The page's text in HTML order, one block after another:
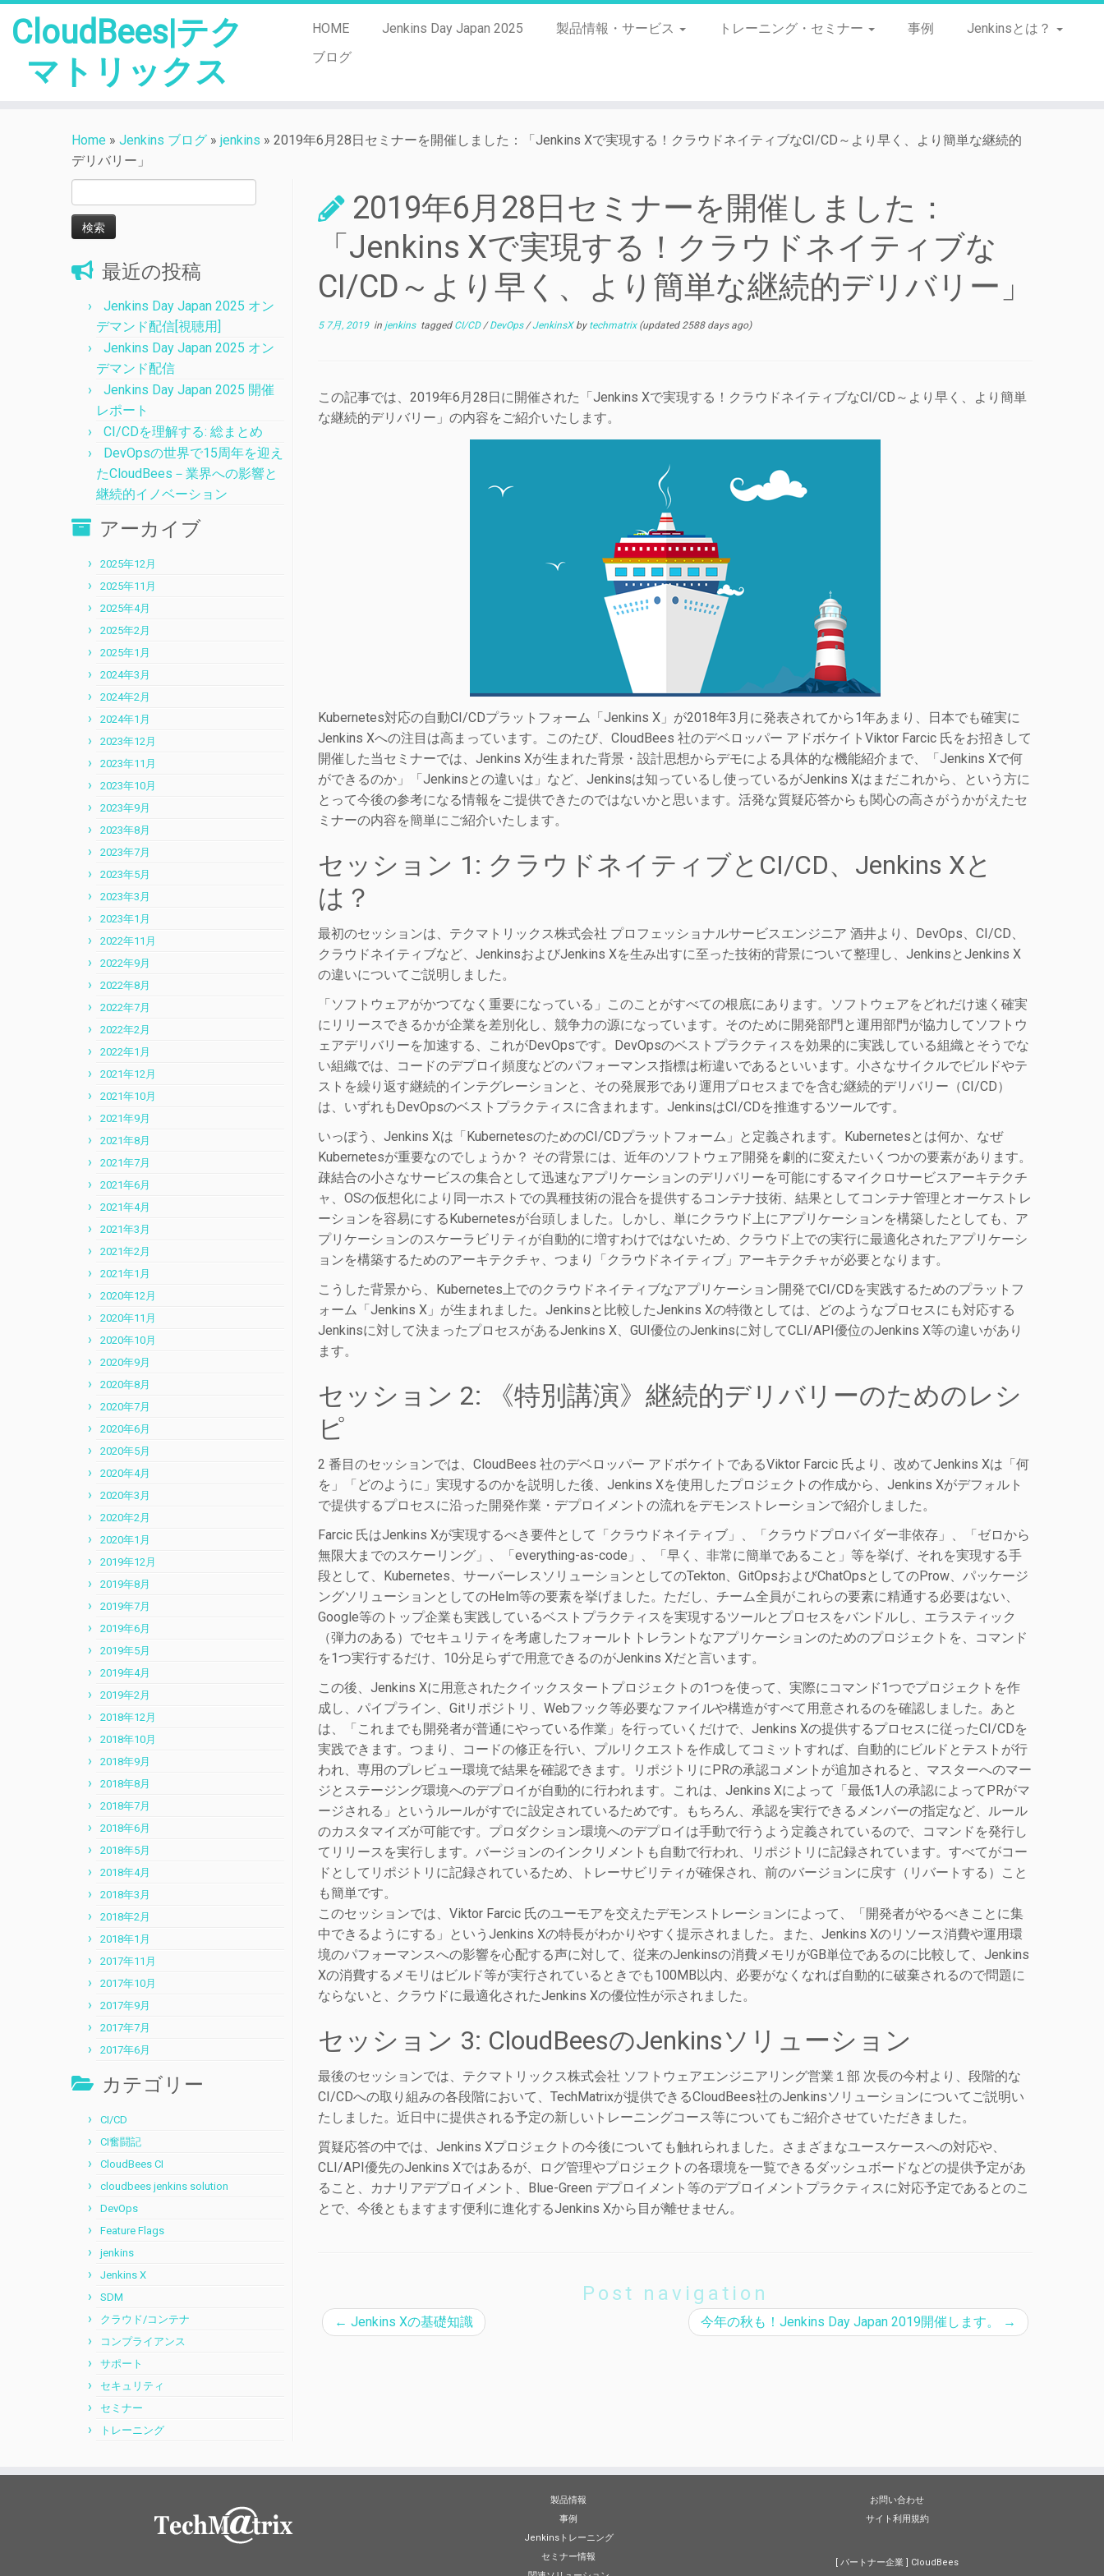
CloudBees|テク
マトリックス
HOME Jenkins Day Japan 2025 製品情報・サービス トレーニング・セミナー 事例
Jenkinsとは？
ブログ
Home » Jenkins ブログ » jenkins » 2019年6月28日セミナーを開催しました：「Jenkins Xで実現する！クラウドネイティブなCI/CD～より早く、より簡単な継続的
デリバリー」
索:
最近の投稿
Jenkins Day Japan 2025 オン
デマンド配信[視聴用]
Jenkins Day Japan 2025 オン
デマンド配信
Jenkins Day Japan 2025 開催
レポート
CI/CDを理解する: 総まとめ
DevOpsの世界で15周年を迎え
たCloudBees－業界への影響と
継続的イノベーション
アーカイブ
2025年12月
2025年11月
2025年4月
2025年2月
2025年1月
2024年3月
2024年2月
2024年1月
2023年12月
2023年11月
2023年10月
2023年9月
2023年8月
2023年7月
2023年5月
2023年3月
2023年1月
2022年11月
2022年9月
2022年8月
2022年7月
2022年2月
2022年1月
2021年12月
2021年10月
2021年9月
2021年8月
2021年7月
2021年6月
2021年4月
2021年3月
2021年2月
2021年1月
2020年12月
2020年11月
2020年10月
2020年9月
2020年8月
2020年7月
2020年6月
2020年5月
2020年4月
2020年3月
2020年2月
2020年1月
2019年12月
2019年8月
2019年7月
2019年6月
2019年5月
2019年4月
2019年2月
2018年12月
2018年10月
2018年9月
2018年8月
2018年7月
2018年6月
2018年5月
2018年4月
2018年3月
2018年2月
2018年1月
2017年11月
2017年10月
2017年9月
2017年7月
2017年6月
カテゴリー
CI/CD
CI奮闘記
CloudBees CI
cloudbees jenkins solution
DevOps
Feature Flags
jenkins
Jenkins X
SDM
クラウド/コンテナ
コンプライアンス
サポート
セキュリティ
セミナー
トレーニング
2019年6月28日セミナーを開催しました：
「Jenkins Xで実現する！クラウドネイティブな
CI/CD～より早く、より簡単な継続的デリバリー」
5 7月, 2019in jenkins tagged CI/CD/DevOps/JenkinsX by techmatrix(updated 2588 days ago)
この記事では、2019年6月28日に開催された「Jenkins Xで実現する！クラウドネイティブなCI/CD～より早く、より簡単
な継続的デリバリー」の内容をご紹介いたします。
Kubernetes対応の自動CI/CDプラットフォーム「Jenkins X」が2018年3月に発表されてから1年あまり、日本でも確実に
Jenkins Xへの注目は高まっています。このたび、CloudBees 社のデベロッパー アドボケイトViktor Farcic 氏をお招きして
開催した当セミナーでは、Jenkins Xが生まれた背景・設計思想からデモによる具体的な機能紹介まで、「Jenkins Xで何
ができるのか」「Jenkinsとの違いは」など、Jenkinsは知っているし使っているがJenkins Xはまだこれから、という方に
とって今後の参考になる情報をご提供できたのではないかと思います。活発な質疑応答からも関心の高さがうかがえたセ
ミナーの内容を簡単にご紹介いたします。
セッション 1: クラウドネイティブとCI/CD、Jenkins Xと
は？
最初のセッションは、テクマトリックス株式会社 プロフェッショナルサービスエンジニア 酒井より、DevOps、CI/CD、
クラウドネイティブなど、JenkinsおよびJenkins Xを生み出すに至った技術的背景について整理し、JenkinsとJenkins X
の違いについてご説明しました。
「ソフトウェアがかつてなく重要になっている」このことがすべての根底にあります。ソフトウェアをどれだけ速く確実
にリリースできるかが企業を差別化し、競争力の源になっています。そのために開発部門と運用部門が協力してソフトウ
ェアデリバリーを加速する、これがDevOpsです。DevOpsのベストプラクティスを効果的に実践している組織とそうでな
い組織では、コードのデプロイ頻度などのパフォーマンス指標は桁違いであるといいます。小さなサイクルでビルドやテ
ストを繰り返す継続的インテグレーションと、その発展形であり運用プロセスまでを含む継続的デリバリー（CI/CD）
は、いずれもDevOpsのベストプラクティスに含まれます。JenkinsはCI/CDを推進するツールです。
いっぽう、Jenkins Xは「KubernetesのためのCI/CDプラットフォーム」と定義されます。Kubernetesとは何か、なぜ
Kubernetesが重要なのでしょうか？ その背景には、近年のソフトウェア開発を劇的に変えたいくつかの要素があります。
疎結合の小さなサービスの集合として迅速なアプリケーションのデリバリーを可能にするマイクロサービスアーキテクチ
ャ、OSの仮想化により同一ホストでの異種技術の混合を提供するコンテナ技術、結果としてコンテナ管理とオーケストレ
ーションを容易にするKubernetesが台頭しました。しかし、単にクラウド上にアプリケーションを構築したとしても、ア
プリケーションのスケーラビリティが自動的に増すわけではないため、クラウド上での実行に最適化されたアプリケーシ
ョンを構築するためのアーキテクチャ、つまり「クラウドネイティブ」アーキテクチャが必要となります。
こうした背景から、Kubernetes上でのクラウドネイティブなアプリケーション開発でCI/CDを実践するためのプラットフ
ォーム「Jenkins X」が生まれました。Jenkinsと比較したJenkins Xの特徴としては、どのようなプロセスにも対応する
Jenkinsに対して決まったプロセスがあるJenkins X、GUI優位のJenkinsに対してCLI/API優位のJenkins X等の違いがあり
ます。
セッション 2: 《特別講演》継続的デリバリーのためのレシ
ピ
2 番目のセッションでは、CloudBees 社のデベロッパー アドボケイトであるViktor Farcic 氏より、改めてJenkins Xは「何
を」「どのように」実現するのかを説明した後、Jenkins Xを使用したプロジェクトの作成から、Jenkins Xがデフォルト
で提供するプロセスに沿った開発作業・デプロイメントの流れをデモンストレーションで紹介しました。
Farcic 氏はJenkins Xが実現するべき要件として「クラウドネイティブ」、「クラウドプロバイダー非依存」、「ゼロから
無限大までのスケーリング」、「everything-as-code」、「早く、非常に簡単であること」等を挙げ、それを実現する手
段として、Kubernetes、サーバーレスソリューションとしてのTekton、GitOpsおよびChatOpsとしてのProw、パッケージ
ングソリューションとしてのHelm等の要素を挙げました。ただし、チーム全員がこれらの要素に精通する必要はない、
Google等のトップ企業も実践しているベストプラクティスを実現するツールとプロセスをバンドルし、エラスティック
（弾力のある）でセキュリティを考慮したフォールトトレラントなアプリケーションのためのプロジェクトを、コマンド
を1つ実行するだけ、10分足らずで用意できるのがJenkins Xだと言います。
この後、Jenkins Xに用意されたクイックスタートプロジェクトの1つを使って、実際にコマンド1つでプロジェクトを作
成し、パイプライン、Gitリポジトリ、Webフック等必要なファイルや構造がすべて用意されるのを確認しました。あと
は、「これまでも開発者が普通にやっている作業」を行っていくだけで、Jenkins Xの提供するプロセスに従ったCI/CDを
実践できます。つまり、コードの修正を行い、プルリクエストを作成してコミットすれば、自動的にビルドとテストが行
われ、専用のプレビュー環境で結果を確認できます。リポジトリにPRの承認コメントが追加されると、マスターへのマー
ジとステージング環境へのデプロイが自動的に行われます。これは、Jenkins Xによって「最低1人の承認によってPRがマ
ージされる」というルールがすでに設定されているためです。もちろん、承認を実行できるメンバーの指定など、ルール
のカスタマイズが可能です。プロダクション環境へのデプロイは手動で行うよう定義されているので、コマンドを発行し
てリリースを実行します。バージョンのインクリメントも自動で行われ、リポジトリに記録されています。すべてがコー
ドとしてリポジトリに記録されているため、トレーサビリティが確保され、前のバージョンに戻す（リバートする）こと
も簡単です。
このセッションでは、Viktor Farcic 氏のユーモアを交えたデモンストレーションによって、「開発者がやるべきことに集
中できるようにする」というJenkins Xの特長がわかりやすく提示されました。また、Jenkins Xのリソース消費や運用環
境のパフォーマンスへの影響を心配する声に対して、従来のJenkinsの消費メモリがGB単位であるのに比較して、Jenkins
Xの消費するメモリはビルド等が実行されているときでも100MB以内、必要がなくなれば自動的に破棄されるので問題に
ならないと、クラウドに最適化されたJenkins Xの優位性が示されました。
セッション 3: CloudBeesのJenkinsソリューション
最後のセッションでは、テクマトリックス株式会社 ソフトウェアエンジニアリング営業１部 次長の今村より、段階的な
CI/CDへの取り組みの各段階において、TechMatrixが提供できるCloudBees社のJenkinsソリューションについてご説明い
たしました。近日中に提供される予定の新しいトレーニングコース等についてもご紹介させていただきました。
質疑応答の中では、Jenkins Xプロジェクトの今後についても触れられました。さまざまなユースケースへの対応や、
CLI/API優先のJenkins Xではあるが、ログ管理やプロジェクトの各環境を一覧できるダッシュボードなどの提供予定があ
ること、カナリアデプロイメント、Blue-Green デプロイメント等のデプロイメントプラクティスに対応予定であるとのこ
とで、今後ともますます便利に進化するJenkins Xから目が離せません。
Post navigation
← Jenkins Xの基礎知識 今年の秋も！Jenkins Day Japan 2019開催します。 →
製品情報
事例
Jenkinsトレーニング
セミナー情報
お問い合わせ
サイト利用規約
[ パートナー企業 ] CloudBees